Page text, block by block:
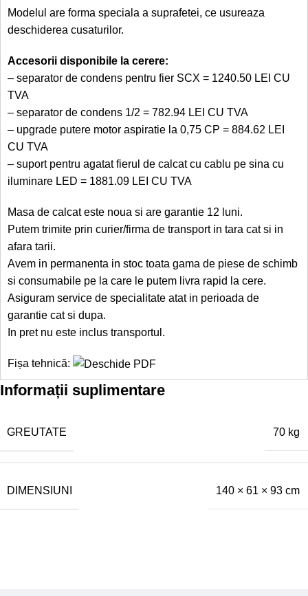
Modelul are forma speciala a suprafetei, ce usureaza
deschiderea cusaturilor.
Accesorii disponibile la cerere:
– separator de condens pentru fier SCX = 1240.50 LEI CU
TVA
– separator de condens 1/2 = 782.94 LEI CU TVA
– upgrade putere motor aspiratie la 0,75 CP = 884.62 LEI
CU TVA
– suport pentru agatat fierul de calcat cu cablu pe sina cu
iluminare LED = 1881.09 LEI CU TVA
Masa de calcat este noua si are garantie 12 luni.
Putem trimite prin curier/firma de transport in tara cat si in
afara tarii.
Avem in permanenta in stoc toata gama de piese de schimb
si consumabile pe la care le putem livra rapid la cere.
Asiguram service de specialitate atat in perioada de
garantie cat si dupa.
In pret nu este inclus transportul.
Fișa tehnică:
Informații suplimentare
GREUTATE 70 kg
DIMENSIUNI 140 × 61 × 93 cm